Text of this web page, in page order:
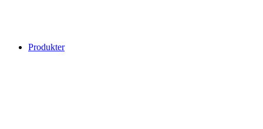
Produkter